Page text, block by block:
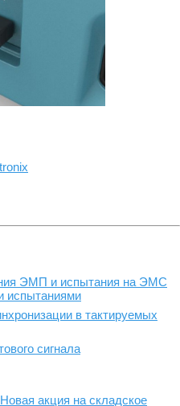
ЭМП и испытания на ЭМС
испытаниями
в тактируемых
сигнала
акция на складское